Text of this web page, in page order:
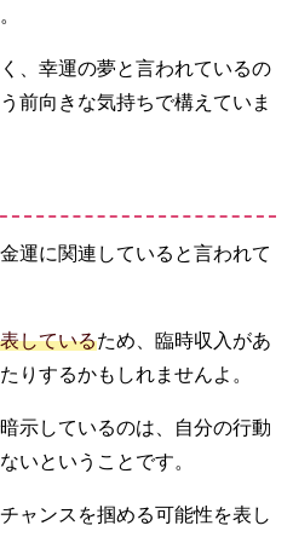
、幸運の夢と言われているの
前向きな気持ちで構えていま
運に関連していると言われて
しているため、臨時収入があ
りするかもしれませんよ。
示しているのは、自分の行動
いということです。
ャンスを掴める可能性を表し